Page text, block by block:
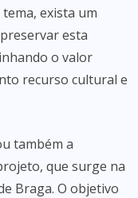
exista um
esta
o valor
recurso cultural e
também a
que surge na
Braga. O objetivo